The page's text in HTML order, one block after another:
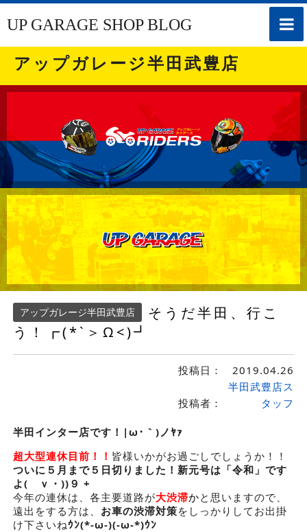
toggle
UP GARAGE SHOP BLOG
アップガレージ半田武豊店
アップガレージ半田武豊店
そうだ半田、行こ
う！┏(*`＞Ω<)┛
投稿日： 2019.04.26
投稿者：
半田武豊店ス
タッフ
半田インター店です！|ω･｀)ノﾔｧ
超大型連休目前！！ 皆様いかがお過ごしでしょうか！！
ついに５月まで５日切りました！新元号は「令和」です
よ(ゝｖ・))９ +
今年の連休は、各主要道路が大渋滞かと思いますので、
遠出をする方は、 お車の渋滞対策をしっかりしてお出掛
け下さいねｳﾝ(*-ω-)(-ω-*)ｳﾝ